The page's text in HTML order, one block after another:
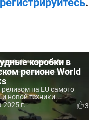
.
коробки в
регионе World
релизом на EU самого
новой техники...
2025 г.
3